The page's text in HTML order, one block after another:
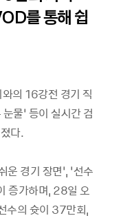
를 통해 쉽
의 16강전 경기 직
눈물’ 등이 실시간 검
다.
운 경기 장면’, ‘선수
증가하며, 28일 오
수의 슛이 37만회,